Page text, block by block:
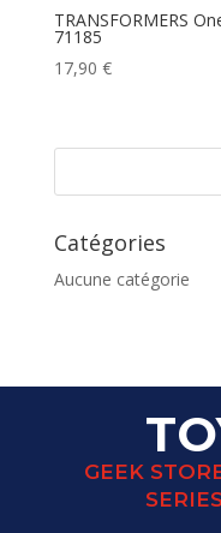
TRANSFORMERS
71185
17,90 €
Catégories
Aucune catégorie
GEEK